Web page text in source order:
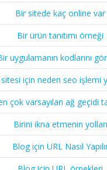
Bir sitede kaç online var
Bir ürün tanıtımı örneği
uygulamanın kodlarını
için neden seo işlemi
çok varsayılan ağ geçidi
Birini ikna etmenin yolları
Blog için URL Nasıl